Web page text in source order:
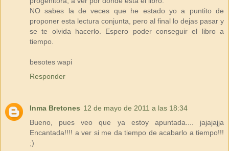
NO sabes la de veces que he estado yo a puntito de
proponer esta lectura conjunta, pero al final lo dejas pasar y
se te olvida hacerlo. Espero poder conseguir el libro a
tiempo.
besotes wapi
Responder
Inma Bretones 12 de mayo de 2011 a las 18:34
Bueno, pues veo que ya estoy apuntada.... jajajajja
Encantada!!!! a ver si me da tiempo de acabarlo a tiempo!!!
;)